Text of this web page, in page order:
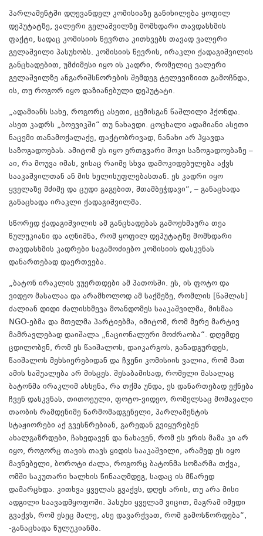
პარლამენტში დღევანდელ კომისიაზე განიხილება ყოფილ
დეპუტატზე, ვალერი გელაშვილზე მომხდარი თავდასხმის
ფაქტი, სადაც კომისიის წევრთა კითხვებს თავად ვალერი
გელაშვილი პასუხობს. კომისიის წევრის, ირაკლი ქადაგიშვილის
განცხადებით, უმძიმესი იყო ის კადრი, რომელიც ვალერი
გელაშვილზე ანგარიშსწორების შემდეგ ტელევიზიით გამოჩნდა,
ის, თუ როგორ იყო დაზიანებული დეპუტატი.
„ადამიანს სახე, როგორც ასეთი, ცემისგან წაშლილი ჰქონდა.
ასეთ კადრს „ბოევიკში“ თუ ნახავდი. ცოცხალი ადამიანი ასეთი
ნაცემი თანამოქალაქე, ფაქტობრივად, ნანახი არ ჰყავდა
საზოგადოებას. ამიტომ ეს იყო ერთგვარი შოკი საზოგადოებაზე –
აი, რა მოუვა იმას, ვისაც რაიმე სხვა დამოკიდებულება აქვს
სააკაშვილთან ან მის ხელისუფლებასთან. ეს კადრი იყო
ყველაზე მძიმე და ცუდი გაგებით, შთამბეჭდავი“, – განაცხადა
განაცხადა ირაკლი ქადაგიშვილმა.
სწორედ ქადაგიშვილის ამ განცხადებას გამოეხმაურა თეა
წულუკიანი და აღნიშნა, რომ ყოფილ დეპუტატზე მომხდარი
თავდასხმის კადრები საგამოძიებო კომისიის დასკვნას
დანართებად დაერთვება.
„ბატონ ირაკლის ვუერთდები ამ პათოსში. ეს, ის ფოტო და
ვიდეო მასალაა და არამხოლოდ ამ საქმეზე, რომლის [წაშლას]
ძალიან დიდი ძალისხმევა მოანდომეს სააკაშვილმა, მისმაა
NGO-ებმა და მთელმა პარტიებმა, იმიტომ, რომ მერე მარტივ
მამრავლებად დაიშალა „ნაციონალური მოძრაობა“. დღემდე
ცდილობენ, რომ ეს წაიშალოს, დაიკარგოს, განადგურდეს,
წაიშალოს მეხსიერებიდან და ჩვენი კომისიის ვალია, რომ მათ
ამის საშუალება არ მისცეს. შესაბამისად, რომელი მასალაც
ბატონმა ირაკლიმ ახსენა, რა თქმა უნდა, ეს დანართებად ექნება
ჩვენ დასკვნას, თითოეული, ფოტო-ვიდეო, რომელსაც მომავალი
თაობის რამდენიმე წარმომადგენელი, პარლამენტის
სტაჟიორები აქ გვესწრებიან, გარედან გვიყურებენ
ახალგაზრდები, ჩახედავენ და ნახავენ, რომ ეს ერის მამა კი არ
იყო, როგორც თავის თავს ყიდის სააკაშვილი, არამედ ეს იყო
მავნებელი, ბოროტი ძალა, როგორც ბატონმა სოზარმა თქვა,
ომში საკუთარი ხალხის წინააღმდეგ, სადაც ის მწარედ
დამარცხდა. კითხვა ყველას გვაქვს, დღეს არის, თუ არა მისი
ადგილი საავადმყოფოში. პასუხი ყველამ ვიცით, მაგრამ იმედი
გვაქვს, რომ ესეც მალე, ასე დავარქვათ, რომ გამოსწორდება“,
-განაცხადა წულუკიანმა.